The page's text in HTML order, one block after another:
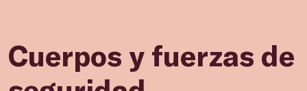
Cuerpos y fuerzas de